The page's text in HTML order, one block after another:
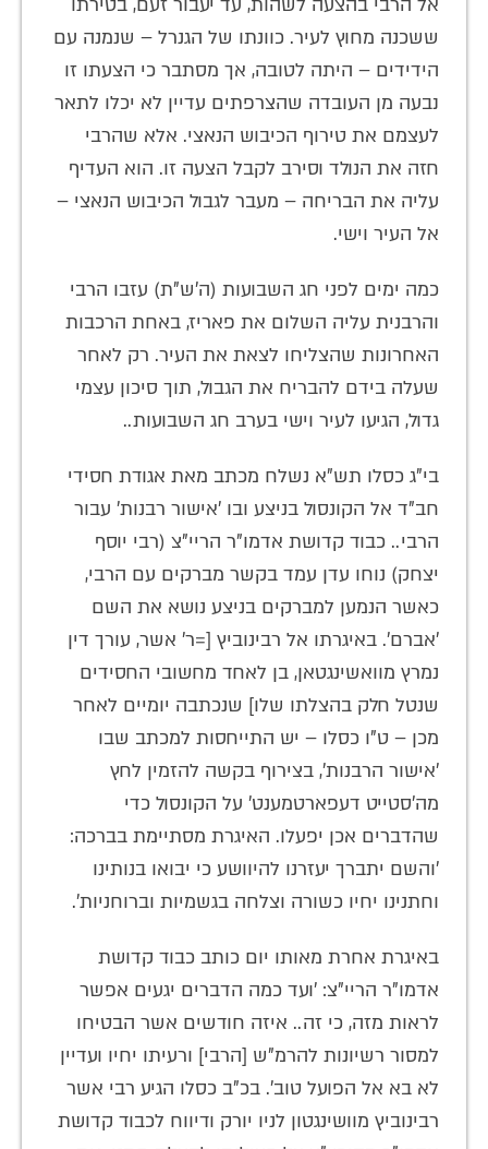
אל הרבי בהצעה לשהות, עד יעבור זעם, בטירתו
ששכנה מחוץ לעיר. כוונתו של הגנרל – שנמנה עם
הידידים – היתה לטובה, אך מסתבר כי הצעתו זו
נבעה מן העובדה שהצרפתים עדיין לא יכלו לתאר
לעצמם את טירוף הכיבוש הנאצי. אלא שהרבי
חזה את הנולד וסירב לקבל הצעה זו. הוא העדיף
עליה את הבריחה – מעבר לגבול הכיבוש הנאצי –
אל העיר וישי.
כמה ימים לפני חג השבועות (ה'ש"ת) עזבו הרבי
והרבנית עליה השלום את פאריז, באחת הרכבות
האחרונות שהצליחו לצאת את העיר. רק לאחר
שעלה בידם להבריח את הגבול, תוך סיכון עצמי
גדול, הגיעו לעיר וישי בערב חג השבועות..
בי"ג כסלו תש"א נשלח מכתב מאת אגודת חסידי
חב"ד אל הקונסול בניצע ובו 'אישור רבנות' עבור
הרבי.. כבוד קדושת אדמו"ר הריי"צ (רבי יוסף
יצחק) נוחו עדן עמד בקשר מברקים עם הרבי,
כאשר הנמען למברקים בניצע נושא את השם
'אברם'. באיגרתו אל רבינוביץ [=ר' אשר, עורך דין
נמרץ מוואשינגטאן, בן לאחד מחשובי החסידים
שנטל חלק בהצלתו שלו] שנכתבה יומיים לאחר
מכן – ט"ו כסלו – יש התייחסות למכתב שבו
'אישור הרבנות', בצירוף בקשה להזמין לחץ
מה'סטייט דעפארטמענט' על הקונסול כדי
שהדברים אכן יפעלו. האיגרת מסתיימת בברכה:
'והשם יתברך יעזרנו להיוושע כי יבואו בנותינו
וחתנינו יחיו כשורה וצלחה בגשמיות וברוחניות'.
באיגרת אחרת מאותו יום כותב כבוד קדושת
אדמו"ר הריי"צ: 'ועד כמה הדברים יגעים אפשר
לראות מזה, כי זה.. איזה חודשים אשר הבטיחו
למסור רשיונות להרמ"ש [הרבי] ורעיתו יחיו ועדיין
לא בא אל הפועל טוב'. בכ"ב כסלו הגיע רבי אשר
רבינוביץ מוושינגטון לניו יורק ודיווח לכבוד קדושת